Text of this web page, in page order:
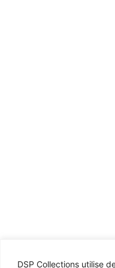
DSP Collections utilise